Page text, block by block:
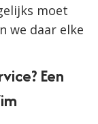
moet
we daar elke
Een